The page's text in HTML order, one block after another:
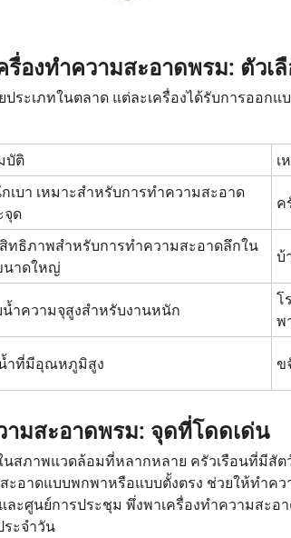
รื่องทำความสะอาดพรม: ตัว
ระเภทในตลาด แต่ละเครื่องได้รับการออก
บัติ
เ
เบา เหมาะสำหรับการทำความสะอาด
จุด
ค
ทธิภาพสำหรับการทำความสะอาดลึกใน
าดใหญ่
บ้
น้ำความจุสูงสำหรับงานหนัก
โ
พ
ำที่มีอุณหภูมิสูง ข
ามสะอาดพรม: จุดที่โดดเด่น
สภาพแวดล้อมที่หลากหลาย ครัวเรือนที่มีสัตว์
อาดแบบพกพาหรือแบบตั้งตรง ช่วยให้ทำคว
ะศูนย์การประชุม พึ่งพาเครื่องทำความสะอ
ะจำวัน